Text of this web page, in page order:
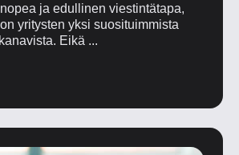
ja edullinen viestintätapa,
yritysten yksi suosituimmista
Eikä ...